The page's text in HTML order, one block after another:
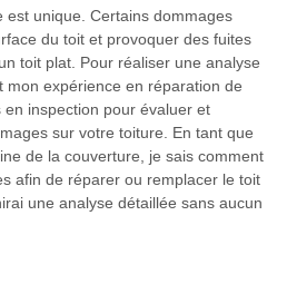
unique. Certains dommages
du toit et provoquer des fuites
toit plat. Pour réaliser une analyse
expérience en réparation de
inspection pour évaluer et
sur votre toiture. En tant que
de la couverture, je sais comment
afin de réparer ou remplacer le toit
une analyse détaillée sans aucun